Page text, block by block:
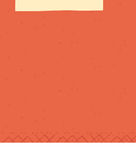
chacun trouve
recommande !